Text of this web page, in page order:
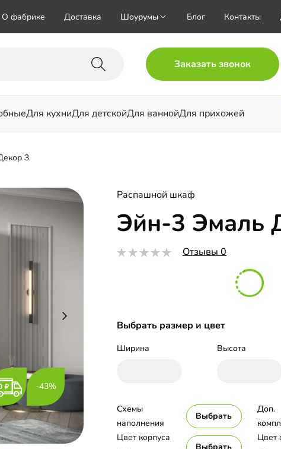
О фабрике Доставка Шоурумы Блог Контакты
Заказать звонок
Для кухниДля детскойДля ваннойДля прихожей
3
-43%
Распашной шкаф
Эйн-3 Эмаль
Отзывы 0
Выбрать размер и цвет
Ширина Высота
Цвет корпуса
Цвет
Схемы
наполнения
Выбрать
Доп.